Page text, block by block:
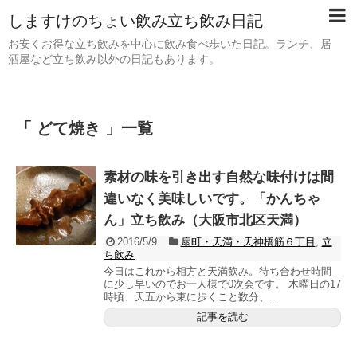
しますけのちょい飲み立ち飲み日記
お安くお得な立ち飲みを中心に飲み食べ歩いた日記。ランチ、居
酒屋など立ち飲み以外の日記もあります。
「 どて焼き 」一覧
素材の味を引き出す自然な味付けは間
違いなく美味しいです。「かんちゃ
ん」立ち飲み（大阪市北区天満）
2016/5/9 扇町・天満・天神橋筋６丁目
立
ち飲み
今日はこれから相方と天満飲み。待ち合わせ時間
に少し早いのでお一人様で0次会です。 木曜日の17
時頃、天五から東に歩くこと数分、...
記事を読む